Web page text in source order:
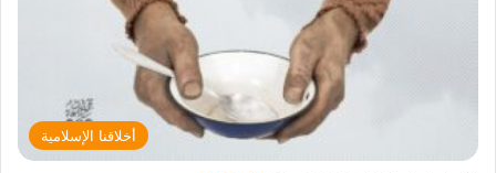
أخلاقنا الإسلامية